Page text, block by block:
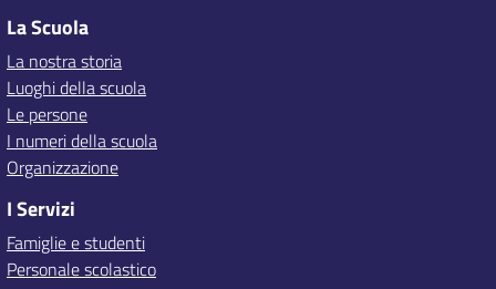
La Scuola
La nostra storia
Luoghi della scuola
Le persone
I numeri della scuola
Organizzazione
I Servizi
Famiglie e studenti
Personale scolastico